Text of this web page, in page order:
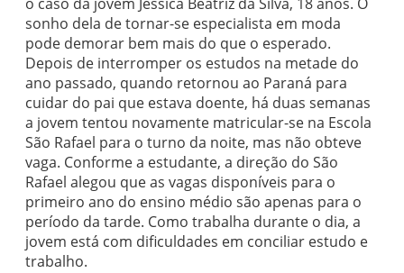
sonho dela de tornar-se especialista em moda
pode demorar bem mais do que o esperado.
Depois de interromper os estudos na metade do
ano passado, quando retornou ao Paraná para
cuidar do pai que estava doente, há duas semanas
a jovem tentou novamente matricular-se na Escola
São Rafael para o turno da noite, mas não obteve
vaga. Conforme a estudante, a direção do São
Rafael alegou que as vagas disponíveis para o
primeiro ano do ensino médio são apenas para o
período da tarde. Como trabalha durante o dia, a
jovem está com dificuldades em conciliar estudo e
trabalho.